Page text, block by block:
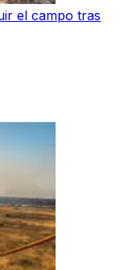
el campo tras